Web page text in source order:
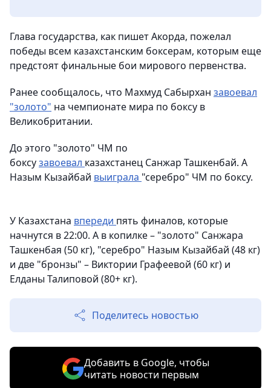
Глава государства, как пишет Акорда, пожелал
победы всем казахстанским боксерам, которым еще
предстоят финальные бои мирового первенства.
Ранее сообщалось, что Махмуд Сабырхан завоевал
"золото" на чемпионате мира по боксу в
Великобритании.
До этого "золото" ЧМ по
боксузавоевал казахстанец Санжар Ташкенбай. А
Назым Кызайбай выиграла "серебро" ЧМ по боксу.
У Казахстана впереди пять финалов, которые
начнутся в 22:00. А в копилке – "золото" Санжара
Ташкенбая (50 кг), "серебро" Назым Кызайбай (48 кг)
и две "бронзы" – Виктории Графеевой (60 кг) и
Елданы Талиповой (80+ кг).
Поделитесь новостью
Добавить в Google, чтобы
читать новости первым